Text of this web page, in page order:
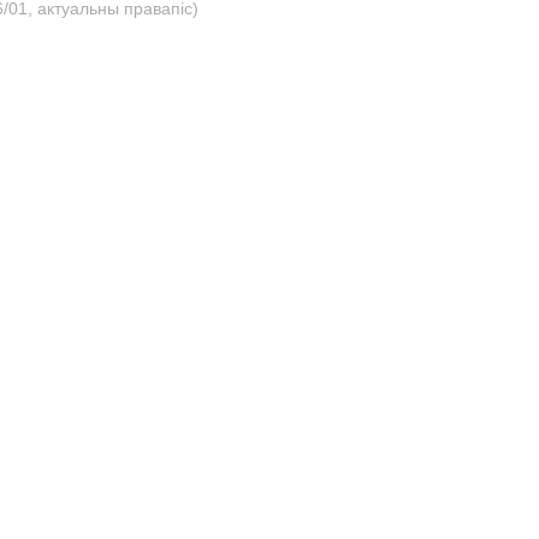
актуальны правапіс)